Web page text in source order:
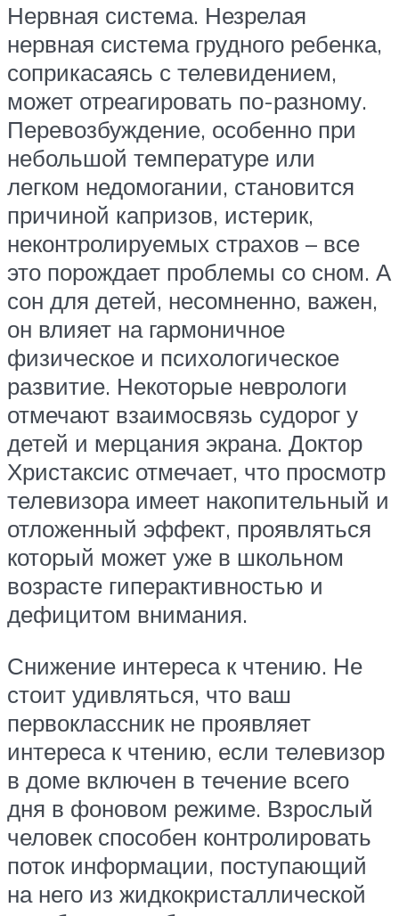
Нервная система. Незрелая
нервная система грудного ребенка,
соприкасаясь с телевидением,
может отреагировать по-разному.
Перевозбуждение, особенно при
небольшой температуре или
легком недомогании, становится
причиной капризов, истерик,
неконтролируемых страхов – все
это порождает проблемы со сном. А
сон для детей, несомненно, важен,
он влияет на гармоничное
физическое и психологическое
развитие. Некоторые неврологи
отмечают взаимосвязь судорог у
детей и мерцания экрана. Доктор
Христаксис отмечает, что просмотр
телевизора имеет накопительный и
отложенный эффект, проявляться
который может уже в школьном
возрасте гиперактивностью и
дефицитом внимания.
Снижение интереса к чтению. Не
стоит удивляться, что ваш
первоклассник не проявляет
интереса к чтению, если телевизор
в доме включен в течение всего
дня в фоновом режиме. Взрослый
человек способен контролировать
поток информации, поступающий
на него из жидкокристаллической